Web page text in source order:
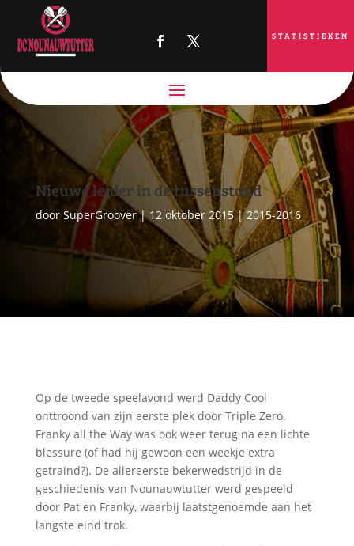
STATISTIEKEN
Nieuwe leider in de tussenstand
door SuperGroover|12 oktober 2015|2015-2016
Op de tweede speelavond werd Daddy Cool
onttroond van zijn eerste plek door Triple Zero.
Franky all the Way was ook weer terug na een lichte
blessure (of had hij gewoon een weekje extra
getraind?). De allereerste bekerwedstrijd in de
geschiedenis van Nounauwtutter werd gespeeld
door Pat en Franky, waarbij laatstgenoemde aan het
langste eind trok.